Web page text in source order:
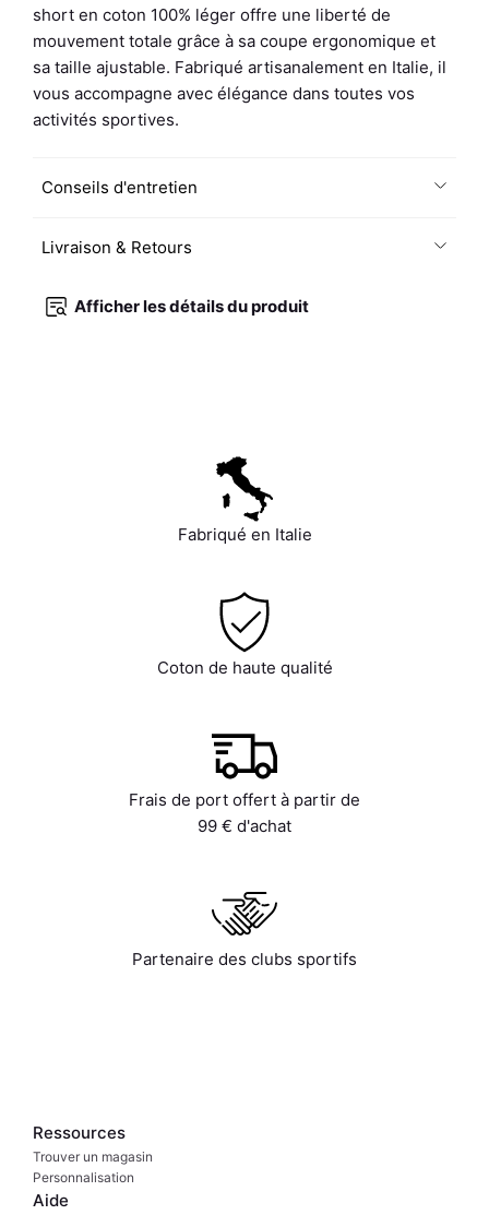
short en coton 100% léger offre une liberté de
mouvement totale grâce à sa coupe ergonomique et
sa taille ajustable. Fabriqué artisanalement en Italie, il
vous accompagne avec élégance dans toutes vos
activités sportives.
Conseils d'entretien
Livraison & Retours
Afficher les détails du produit
Fabriqué en Italie
Coton de haute qualité
Frais de port offert à partir de
99 € d'achat
Partenaire des clubs sportifs
Ressources
Trouver un magasin
Personnalisation
Aide